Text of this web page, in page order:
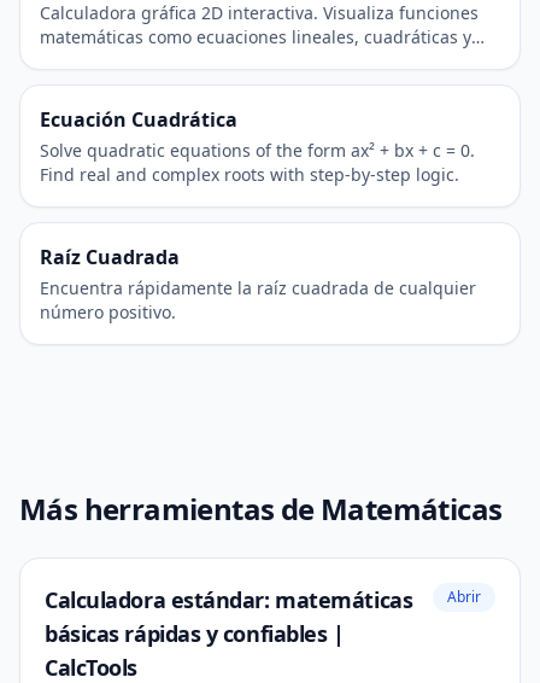
Calculadora gráfica 2D interactiva. Visualiza funciones
matemáticas como ecuaciones lineales, cuadráticas y
Ecuación Cuadrática
Solve quadratic equations of the form ax² + bx + c = 0.
Find real and complex roots with step-by-step logic.
Raíz Cuadrada
Encuentra rápidamente la raíz cuadrada de cualquier
número positivo.
Más herramientas de Matemáticas
Calculadora estándar: matemáticas
básicas rápidas y confiables |
CalcTools
Abrir